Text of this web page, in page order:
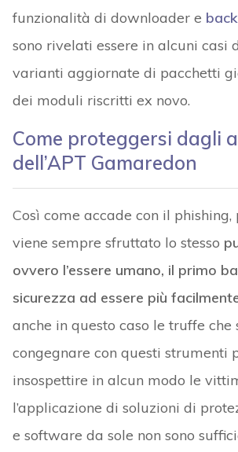
funzionalità di downloader e
sono rivelati essere in alcuni casi
varianti aggiornate di pacchetti
dei moduli riscritti ex novo.
Come proteggersi dagli
dell’APT Gamaredon
Così come accade con il
viene sempre sfruttato lo stesso
ovvero l’essere umano, il primo
sicurezza ad essere più
anche in questo caso le truffe che
congegnare con questi strumenti
insospettire in alcun modo le
l’applicazione di soluzioni di
e software da sole non sono